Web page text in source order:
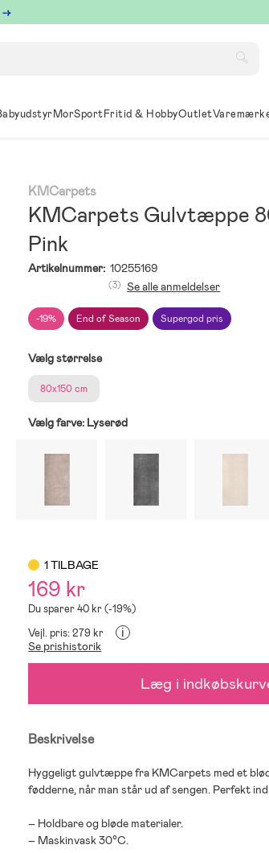
→
MorSportFritid & HobbyOutlet
KMCarpets
KMCarpets Gulvtæppe
Pink
Artikelnummer: 10255169
-19% End of Season Supergod pris
(3) Se alle anmeldelser
Vælg størrelse
80x150 cm
Vælg farve: Lyserød
1 TILBAGE
169 kr
Du sparer 40 kr (-19%)
Vejl. pris: 279 kr
i
Se prishistorik
Læg i
Beskrivelse
Hyggeligt gulvtæppe fra KMCarpets med et
fødderne, når man står ud af sengen. Perfekt
– Holdbare og bløde materialer.
– Maskinvask 30°C.